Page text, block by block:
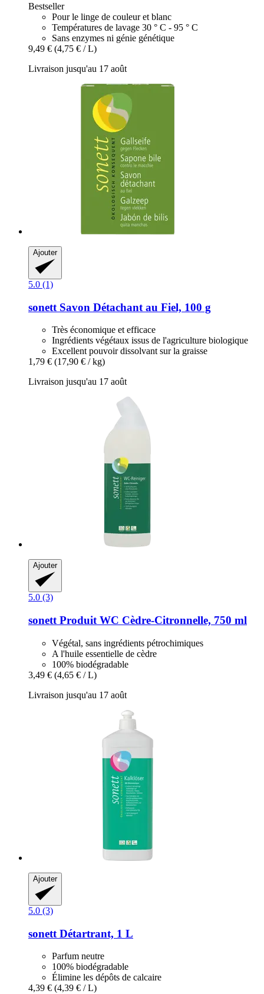
Bestseller
Pour le linge de couleur et blanc
Températures de lavage 30 ° C - 95 ° C
Sans enzymes ni génie génétique
9,49 € (4,75 € / L)
Livraison jusqu'au 17 août
Ajouter
5.0 (1)
sonett Savon Détachant au Fiel, 100 g
Très économique et efficace
Ingrédients végétaux issus de l'agriculture biologique
Excellent pouvoir dissolvant sur la graisse
1,79 € (17,90 € / kg)
Livraison jusqu'au 17 août
Ajouter
5.0 (3)
sonett Produit WC Cèdre-​Citronnelle, 750 ml
Végétal, sans ingrédients pétrochimiques
A l'huile essentielle de cèdre
100% biodégradable
3,49 € (4,65 € / L)
Livraison jusqu'au 17 août
Ajouter
5.0 (3)
sonett Détartrant, 1 L
Parfum neutre
100% biodégradable
Élimine les dépôts de calcaire
4,39 € (4,39 € / L)